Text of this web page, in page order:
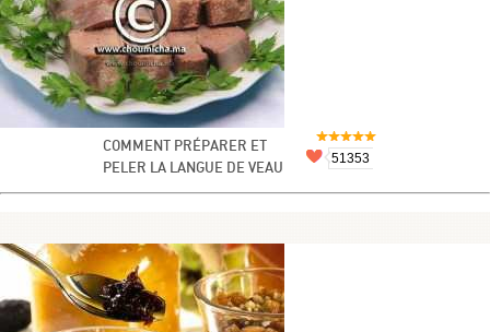
COMMENT PRÉPARER ET
PELER LA LANGUE DE VEAU
51353